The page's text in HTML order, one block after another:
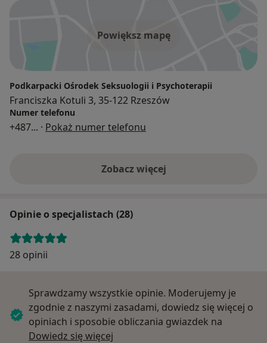
Powiększ mapę
Podkarpacki Ośrodek Seksuologii i Psychoterapii
Franciszka Kotuli 3, 35-122 Rzeszów
Numer telefonu
+487... · Pokaż numer telefonu
Zobacz więcej
Opinie o specjalistach (28)
28 opinii
Sprawdzamy wszystkie opinie. Moderujemy je
zgodnie z naszymi zasadami, dowiedz się więcej o
opiniach i sposobie obliczania gwiazdek na
Dowiedz się więcej